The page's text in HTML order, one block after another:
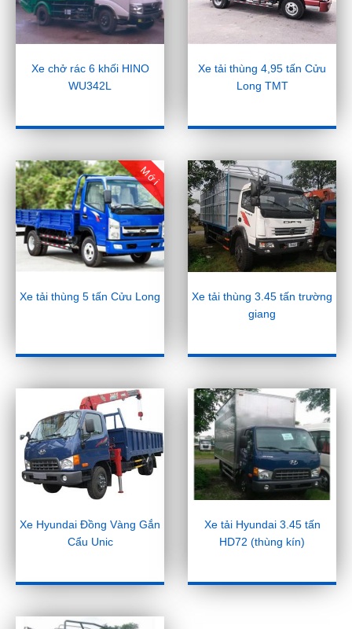
Xe chở rác 6 khối HINO
WU342L
Xe tải thùng 4,95 tấn Cửu
Long TMT
Mới
Xe tải thùng 5 tấn Cửu Long
Xe tải thùng 3.45 tấn trường
giang
Xe Hyundai Đồng Vàng Gắn
Cẩu Unic
Xe tải Hyundai 3.45 tấn
HD72 (thùng kín)